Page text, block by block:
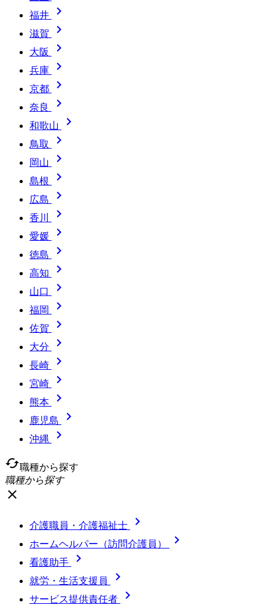
福井

滋賀 
大阪 
兵庫 
京都 
奈良 
和歌山 
鳥取 
岡山 
島根 
広島 
香川 
愛媛 
徳島 
高知 
山口 
福岡 
佐賀 
大分 
長崎 
宮崎 
熊本 
鹿児島 
沖縄

cached職種から探す
職種から探す
close
介護職員・介護福祉士 
ホームヘルパー（訪問介護員） 
看護助手 
就労・生活支援員 
サービス提供責任者 